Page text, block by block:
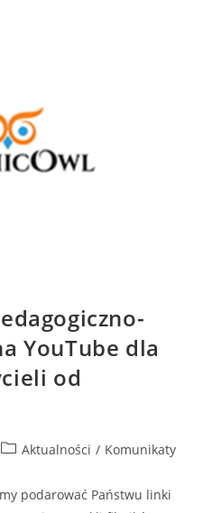
YouTube dla
od
Aktualności / Komunikaty
podarować Państwu linki